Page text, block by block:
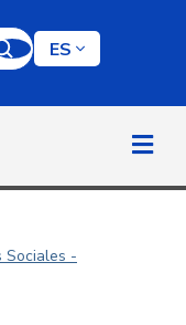
clave
ES
Sociales -